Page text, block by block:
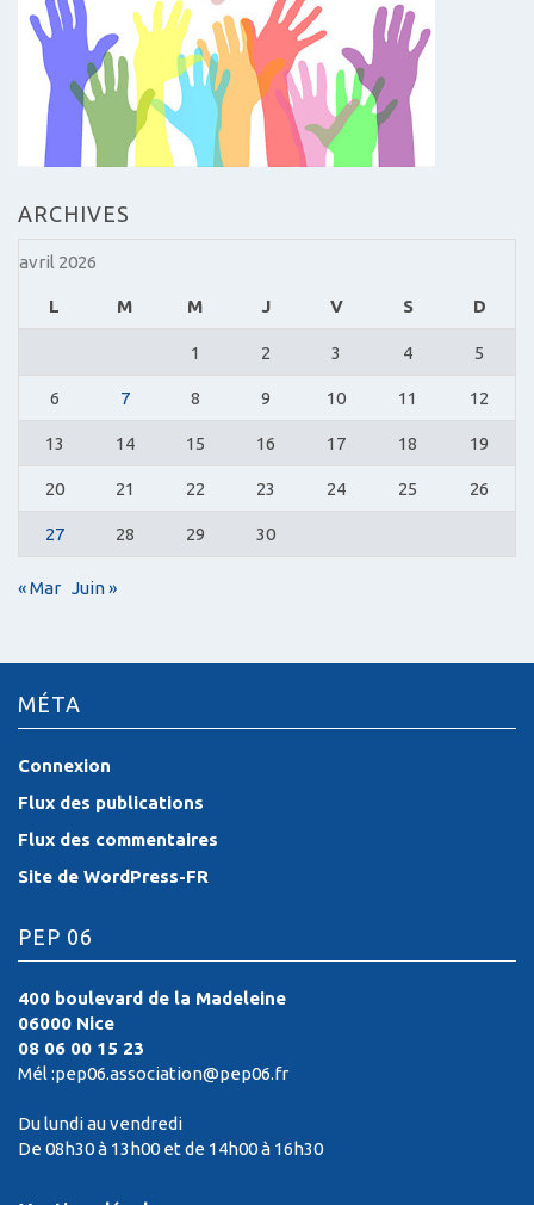
ARCHIVES
avril 2026
L M M J V S D
1 2 3 4 5
6 7 8 9 10 11 12
13 14 15 16 17 18 19
20 21 22 23 24 25 26
27 28 29 30
« Mar Juin »
MÉTA
Connexion
Flux des publications
Flux des commentaires
Site de WordPress-FR
PEP 06
400 boulevard de la Madeleine
06000 Nice
08 06 00 15 23
Mél :pep06.association@pep06.fr
Du lundi au vendredi
De 08h30 à 13h00 et de 14h00 à 16h30